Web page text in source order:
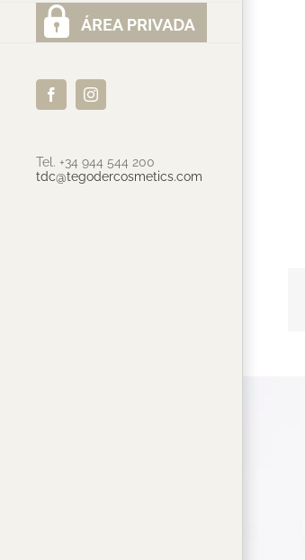
FacebookInstagram
Tel. +34 944 544 200
tdc@tegodercosmetics.com